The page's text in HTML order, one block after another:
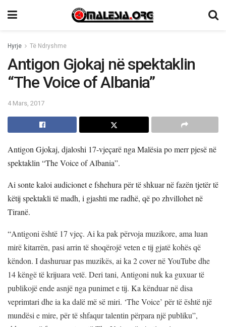
Hyrje Të Ndryshme
Antigon Gjokaj në spektaklin
“The Voice of Albania”
4 Mars, 2017
Antigon Gjokaj, djaloshi 17-vjeçarë nga Malësia po merr pjesë në
spektaklin “The Voice of Albania”.
Ai sonte kaloi audicionet e fshehura për të shkuar në fazën tjetër të
këtij spektakli të madh, i gjashti me radhë, që po zhvillohet në
Tiranë.
“Antigoni është 17 vjeç. Ai ka pak përvoja muzikore, ama luan
mirë kitarrën, pasi arrin të shoqërojë veten e tij gjatë kohës që
këndon. I dashuruar pas muzikës, ai ka 2 cover në YouTube dhe
14 këngë të krijuara vetë. Deri tani, Antigoni nuk ka guxuar të
publikojë ende asnjë nga punimet e tij. Ka kënduar në disa
veprimtari dhe ia ka dalë më së miri. ‘The Voice’ për të është një
mundësi e mire, për të shfaqur talentin përpara një publiku”,